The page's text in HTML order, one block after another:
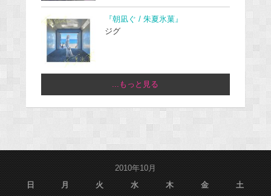
『朝凪ぐ / 朱夏氷菓』
ジグ
...もっと見る
2010年10月
日
月 火 水 木 金 土